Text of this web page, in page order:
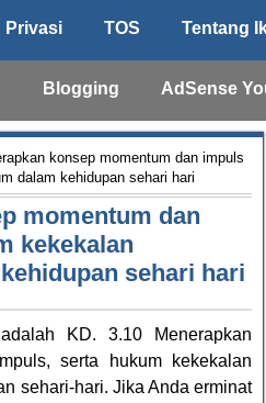
Privasi TOS Tentang
Blogging AdSense
konsep momentum dan impuls
dalam kehidupan sehari hari
momentum dan
kekekalan
sehari hari
KD. 3.10 Menerapkan
serta hukum kekekalan
sehari-hari. Jika Anda erminat